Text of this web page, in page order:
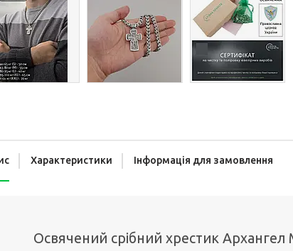
Характеристики Інформація для замовлення
Освячений срібний хрестик